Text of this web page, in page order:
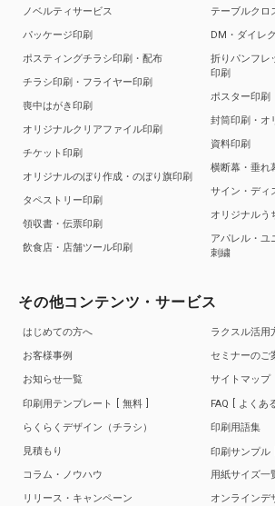
ノベルティサービス
パッケージ印刷
ポスティングチラシ印刷・配布
チラシ印刷・フライヤー印刷
喪中はがき印刷
オリジナルクリアファイル印刷
チケット印刷
オリジナルのぼり作成・のぼり旗印刷
タペストリー印刷
領収書・伝票印刷
飲食店・店舗ツール印刷
テーブルクロ
DM・ダイレ
折りパンフレ
印刷
ポスター印刷
封筒印刷・オ
資料印刷
横断幕・垂れ
サイン・ディ
オリジナルう
アパレル・ユ
刺繍
その他コンテンツ・サービス
はじめての方へ
お客様事例
お知らせ一覧
印刷用テンプレート
無料
らくらくデザイン（チラシ）
見積もり
コラム・ノウハウ
リリース・キャンペーン
ラクスル活用
セミナーのご
サイトマップ
FAQ
よくあ
印刷用語集
印刷サンプル
用紙サイズ一
オンラインデ